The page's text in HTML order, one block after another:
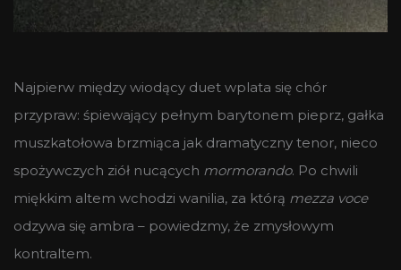
Najpierw między wiodący duet wplata się chór
przypraw: śpiewający pełnym barytonem pieprz, gałka
muszkatołowa brzmiąca jak dramatyczny tenor, nieco
spożywczych ziół nucących mormorando. Po chwili
miękkim altem wchodzi wanilia, za którą mezza voce
odzywa się ambra – powiedzmy, że zmysłowym
kontraltem.